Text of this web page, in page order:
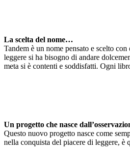
La scelta del nome…
Tandem è un nome pensato e scelto
leggere si ha bisogno di andare
meta si è contenti e soddisfatti. Ogni
Un progetto che nasce
Questo nuovo progetto nasce come
nella conquista del piacere di leggere, è